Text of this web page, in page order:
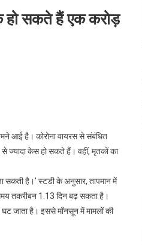
हो सकते हैं एक करोड़
आई है। कोरोना वायरस से संबंधित
ज्यादा केस हो सकते हैं। वहीं, मृतकों का
सकती है।’ स्टडी के अनुसार, तापमान में
तकरीबन 1.13 दिन बढ़ सकता है।
घट जाता है। इससे मॉनसून में मामलों की